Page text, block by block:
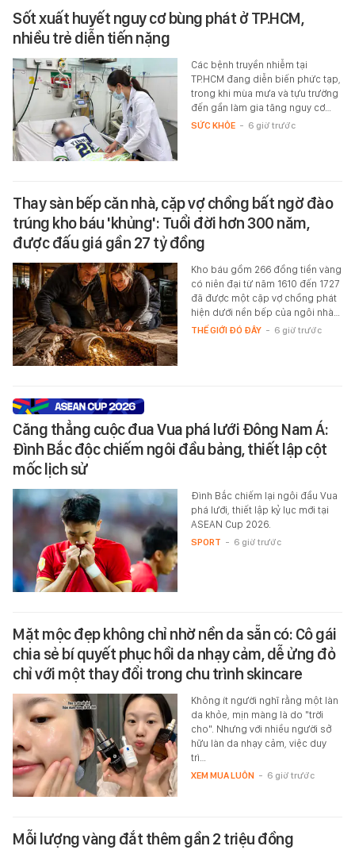
Sốt xuất huyết nguy cơ bùng phát ở TP.HCM,
nhiều trẻ diễn tiến nặng
Các bệnh truyền nhiễm tại
TP.HCM đang diễn biến phức tạp,
trong khi mùa mưa và tựu trường
đến gần làm gia tăng nguy cơ…
SỨC KHỎE - 6 giờ trước
Thay sàn bếp căn nhà, cặp vợ chồng bất ngờ đào
trúng kho báu 'khủng': Tuổi đời hơn 300 năm,
được đấu giá gần 27 tỷ đồng
Kho báu gồm 266 đồng tiền vàng
có niên đại từ năm 1610 đến 1727
đã được một cặp vợ chồng phát
hiện dưới nền bếp của ngôi nhà…
THẾ GIỚI ĐÓ ĐÂY - 6 giờ trước
Căng thẳng cuộc đua Vua phá lưới Đông Nam Á:
Đình Bắc độc chiếm ngôi đầu bảng, thiết lập cột
mốc lịch sử
Đình Bắc chiếm lại ngôi đầu Vua
phá lưới, thiết lập kỷ lục mới tại
ASEAN Cup 2026.
SPORT - 6 giờ trước
Mặt mộc đẹp không chỉ nhờ nền da sẵn có: Cô gái
chia sẻ bí quyết phục hồi da nhạy cảm, dễ ửng đỏ
chỉ với một thay đổi trong chu trình skincare
Không ít người nghĩ rằng một làn
da khỏe, mịn màng là do "trời
cho". Nhưng với nhiều người sở
hữu làn da nhạy cảm, việc duy
trì…
XEM MUA LUÔN - 6 giờ trước
Mỗi lượng vàng đắt thêm gần 2 triệu đồng